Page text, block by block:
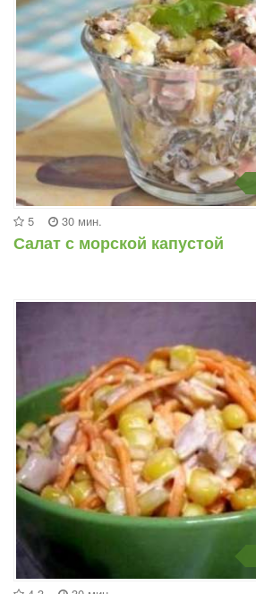
5 30 мин.
Салат с морской капустой